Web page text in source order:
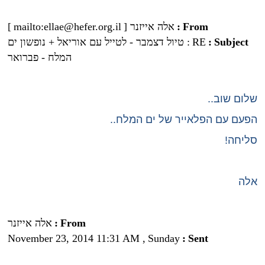
From
: אלה אייזנר [ mailto:ellae@hefer.org.il
]
Subject
:
RE : טיול דצמבר - לטייל עם אוריאל + נופשון ים
המלח - פברואר
שלום שוב..
הפעם עם הפלאייר של ים המלח..
סליחה!
אלה
From
: אלה אייזנר
Sent
:
Sunday
,
November 23, 2014 11:31 AM